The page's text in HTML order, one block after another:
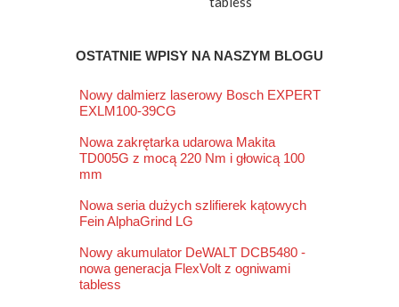
OSTATNIE WPISY NA NASZYM BLOGU
Nowy dalmierz laserowy Bosch EXPERT
EXLM100-39CG
Nowa zakrętarka udarowa Makita
TD005G z mocą 220 Nm i głowicą 100
mm
Nowa seria dużych szlifierek kątowych
Fein AlphaGrind LG
Nowy akumulator DeWALT DCB5480 -
nowa generacja FlexVolt z ogniwami
tabless